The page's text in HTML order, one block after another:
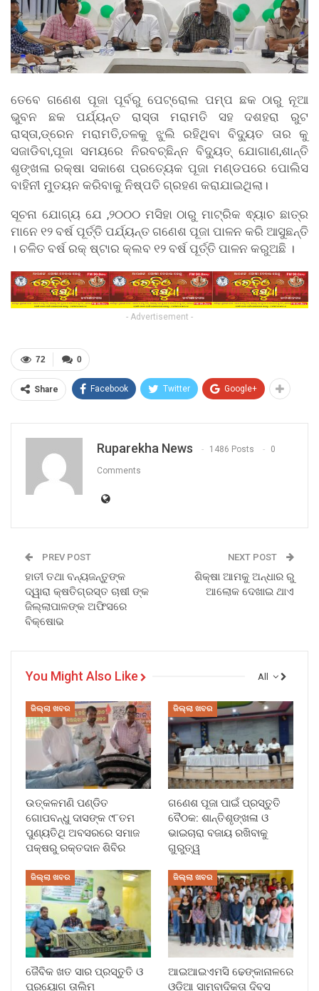
ତେବେ ଗଣେଶ ପୂଜା ପୂର୍ବରୁ ପେଟ୍ରୋଲ ପମ୍ପ ଛକ ଠାରୁ ନୂଆ
ଭୁବନ ଛକ ପର୍ଯ୍ୟନ୍ତ ରାସ୍ତା ମରାମତି ସହ ଦଶହରା ରୁଟ
ରାସ୍ତା,ଡ୍ରେନ ମରାମତି,ତଳକୁ ଝୁଲି ରହିଥିବା ବିଦ୍ୟୁତ ତାର କୁ
ସଜାଡିବା,ପୂଜା ସମୟରେ ନିରବଚ୍ଛିନ୍ନ ବିଦ୍ୟୁତ୍ ଯୋଗାଣ,ଶାନ୍ତି
ଶୃଙ୍ଖଳା ରକ୍ଷା ସକାଶେ ପ୍ରତ୍ୟେକ ପୂଜା ମଣ୍ଡପରେ ପୋଲିସ
ବାହିନୀ ମୁତୟନ କରିବାକୁ ନିଷ୍ପତି ଗ୍ରହଣ କରାଯାଇଥିଲା।
ସୂଚନା ଯୋଗ୍ୟ ଯେ ,୨୦୦୦ ମସିହା ଠାରୁ ମାଟ୍ରିକ ଵ୍ୟାଚ ଛାତ୍ର
ମାନେ ୧୨ ବର୍ଷ ପୂର୍ତ୍ତି ପର୍ଯ୍ୟନ୍ତ ଗଣେଶ ପୂଜା ପାଳନ କରି ଆସୁଛନ୍ତି
। ଚଳିତ ବର୍ଷ ରକ୍ ଷ୍ଟାର କ୍ଲବ ୧୨ ବର୍ଷ ପୂର୍ତ୍ତି ପାଳନ କରୁଅଛି ।
- Advertisement -
0
72
Share Facebook Twitter Google+
Ruparekha News 1486 Posts 0
Comments
PREV POST
ହାତୀ ତଥା ବନ୍ୟଜନ୍ତୁଙ୍କ
ଦ୍ୱାରା କ୍ଷତିଗ୍ରସ୍ତ ଚାଷୀ ଙ୍କ
ଜିଲ୍ଲାପାଳଙ୍କ ଅଫିସରେ
ବିକ୍ଷୋଭ
NEXT POST
ଶିକ୍ଷା ଆମକୁ ଅନ୍ଧାର ରୁ
ଆଲୋକ ଦେଖାଇ ଥାଏ
All
You Might Also Like
ଜିଲ୍ଲା ଖବର
ଉତ୍କଳମଣି ପଣ୍ଡିତ
ଗୋପବନ୍ଧୁ ଦାସଙ୍କ ୯୮ତମ
ପୁଣ୍ୟତିଥି ଅବସରରେ ସମାଜ
ପକ୍ଷରୁ ରକ୍ତଦାନ ଶିବିର
ଜିଲ୍ଲା ଖବର
ଗଣେଶ ପୂଜା ପାଇଁ ପ୍ରସ୍ତୁତି
ବୈଠକ: ଶାନ୍ତିଶୃଙ୍ଖଳା ଓ
ଭାଇଚାରା ବଜାୟ ରଖିବାକୁ
ଗୁରୁତ୍ୱ
ଜିଲ୍ଲା ଖବର
ଜୈବିକ ଖତ ସାର ପ୍ରସ୍ତୁତି ଓ
ପ୍ରୟୋଗ ତାଲିମ
ଜିଲ୍ଲା ଖବର
ଆଇଆଇଏମସି ଢେଙ୍କାନାଳରେ
ଓଡ଼ିଆ ସାମ୍ବାଦିକତା ଦିବସ